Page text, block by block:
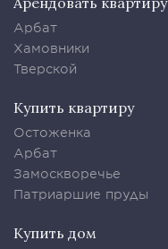
Арбат
Хамовники
Тверской
Купить квартиру
Остоженка
Арбат
Замоскворечье
Патриаршие пруды
Купить дом